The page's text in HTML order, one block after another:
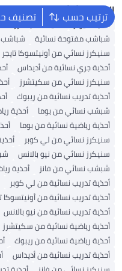
ترتيب حسب تصنيف البحث الشائع
أحذية ميولز أحذية سكيتشرز
شباشب مفتوحة نسائية
شباشب
سنيكرز نسائي من أونيتسوكا تايجر
أحذية جري نسائية من أديداس
سنيكرز نسائي من سكيتشرز
أحذية تدريب نسائية من ريبوك
شبشب نسائي من بوما
أحذية
أحذية رياضية نسائية من بوما
سنيكرز نسائي من لي كوبر
سنيكرز نسائي من نيو بالانس
شبشب نسائي من فانز
أحذية
أحذية تدريب نسائية من لي كوبر
أحذية تدريب نسائية من أونيتسوكا
أحذية تدريب نسائية من نيو بالانس
أحذية رياضية نسائية من سكيتشرز
أحذية رياضية نسائية من ريبوك
أحذية تدريب نسائية من أديداس